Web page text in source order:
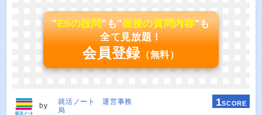
"ESの設問"も"面接の質問内容"も
全て見放題！
会員登録 （無料）
by
就活ノート 運営事務
局
1SCORE